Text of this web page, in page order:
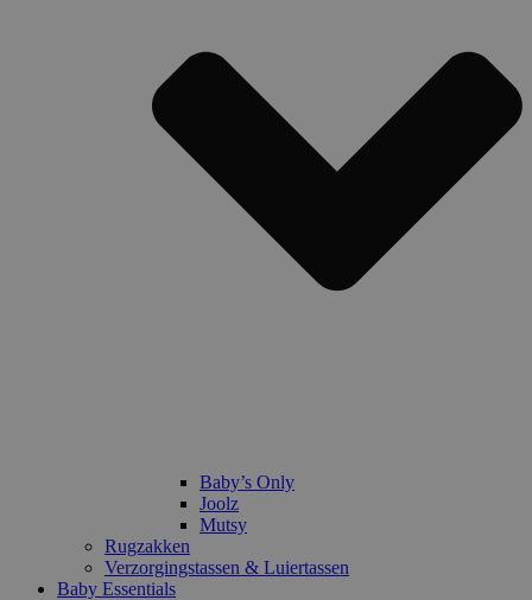
Baby’s Only
Joolz
Mutsy
Rugzakken
Verzorgingstassen & Luiertassen
Baby Essentials